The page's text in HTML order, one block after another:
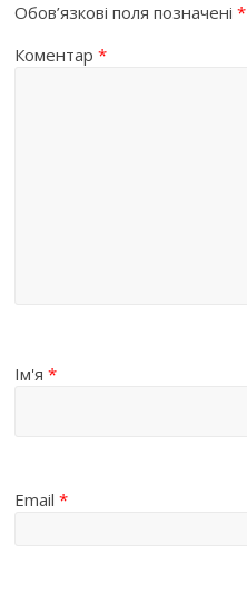
Обов’язкові поля позначені*
Коментар*
Ім'я*
Email*